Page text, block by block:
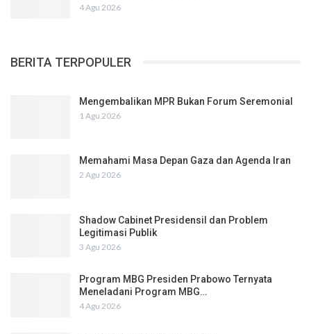
4 Agu 2026
BERITA TERPOPULER
Mengembalikan MPR Bukan Forum Seremonial
1 Agu 2026
Memahami Masa Depan Gaza dan Agenda Iran
2 Agu 2026
Shadow Cabinet Presidensil dan Problem
Legitimasi Publik
3 Agu 2026
Program MBG Presiden Prabowo Ternyata
Meneladani Program MBG…
4 Agu 2026